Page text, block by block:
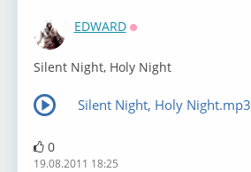
EDWARD
Silent Night, Holy Night
Silent Night, Holy Night.mp3
0
19.08.2011 18:25